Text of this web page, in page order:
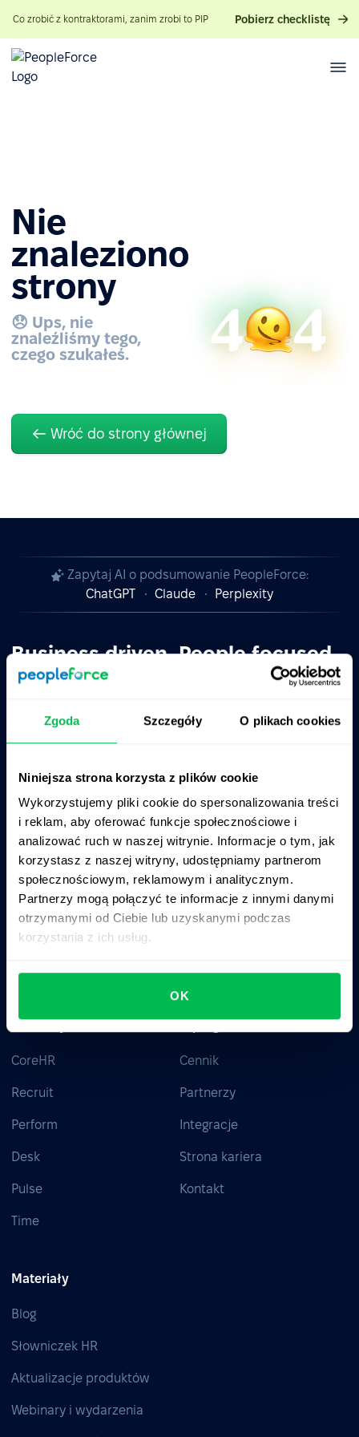
Zgoda Szczegóły O plikach cookies
Niniejsza strona korzysta z plików cookie
Wykorzystujemy pliki cookie do spersonalizowania treści
i reklam, aby oferować funkcje społecznościowe i
analizować ruch w naszej witrynie. Informacje o tym, jak
korzystasz z naszej witryny, udostępniamy partnerom
społecznościowym, reklamowym i analitycznym.
Partnerzy mogą połączyć te informacje z innymi danymi
otrzymanymi od Ciebie lub uzyskanymi podczas
korzystania z ich usług.
OK
Co zrobić z kontraktorami, zanim zrobi to PIP Pobierz checklistę
Nie
znaleziono
strony
😞 Ups, nie
znaleźliśmy tego,
czego szukałeś.
Wróć do strony głównej
Zapytaj AI o podsumowanie PeopleForce:
ChatGPT
Claude Perplexity
Business driven. People focused.
System HRM typu All-in-one do zarządzania talentami,
czasem, efektywnością i kulturą firmy.
CoreHR
Recruit
Perform
Desk
Pulse
Time
Cennik
Partnerzy
Integracje
Strona kariera
Kontakt
Materiały
Blog
Słowniczek HR
Aktualizacje produktów
Webinary i wydarzenia